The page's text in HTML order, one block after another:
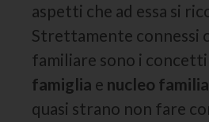
aspetti che ad essa si
Strettamente connessi
familiare sono i
famiglia e nucleo
quasi strano non fare